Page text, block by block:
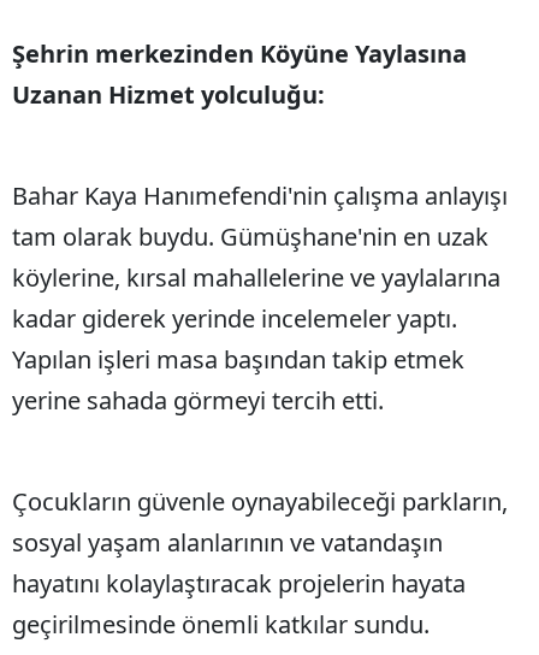
Yozgat
Zonguldak
Bayburt
Karaman
Kırıkkale
Şırnak
Ardahan
Iğdır
Yalova
Karabük
Şehrin merkezinden Köyüne Yaylasına
Uzanan Hizmet yolculuğu:
Bahar Kaya Hanımefendi'nin çalışma anlayışı
tam olarak buydu. Gümüşhane'nin en uzak
köylerine, kırsal mahallelerine ve yaylalarına
kadar giderek yerinde incelemeler yaptı.
Yapılan işleri masa başından takip etmek
yerine sahada görmeyi tercih etti.
Çocukların güvenle oynayabileceği parkların,
sosyal yaşam alanlarının ve vatandaşın
hayatını kolaylaştıracak projelerin hayata
geçirilmesinde önemli katkılar sundu.